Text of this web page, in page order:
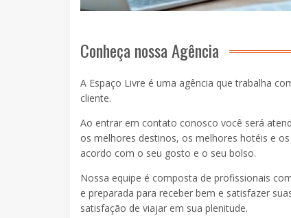
Conheça nossa Agência
A Espaço Livre é uma agência que trabalha
cliente.
Ao entrar em contato conosco você será
os melhores destinos, os melhores hotéis e
acordo com o seu gosto e o seu bolso.
Nossa equipe é composta de profissionais
e preparada para receber bem e satisfazer
satisfação de viajar em sua plenitude.